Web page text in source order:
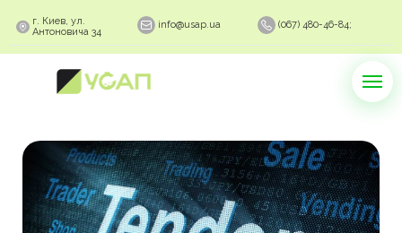
г. Киев, ул.
Антоновича 34
info@usap.ua (067) 480-46-84;